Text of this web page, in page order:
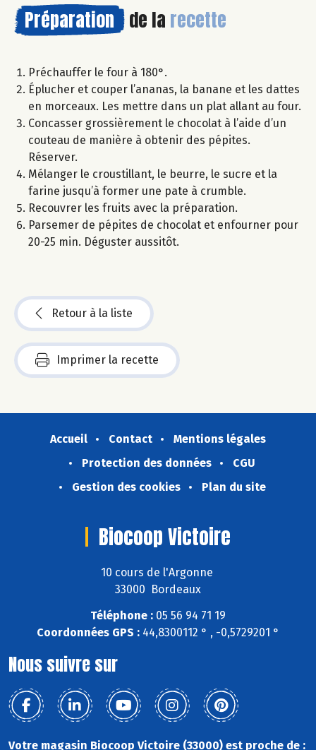
Préparation de la recette
Préchauffer le four à 180°.
Éplucher et couper l’ananas, la banane et les dattes
en morceaux. Les mettre dans un plat allant au four.
Concasser grossièrement le chocolat à l’aide d’un
couteau de manière à obtenir des pépites.
Réserver.
Mélanger le croustillant, le beurre, le sucre et la
farine jusqu’à former une pate à crumble.
Recouvrer les fruits avec la préparation.
Parsemer de pépites de chocolat et enfourner pour
20-25 min. Déguster aussitôt.
Retour à la liste
Imprimer la recette
Accueil Contact
Mentions légales
Protection des données
CGU
Gestion des cookies
Plan du site
Biocoop Victoire
10 cours de l'Argonne
33000 Bordeaux
Téléphone : 05 56 94 71 19
Coordonnées GPS : 44,8300112 ° , -0,5729201 °
Nous suivre sur
Votre magasin Biocoop Victoire (33000) est proche de :